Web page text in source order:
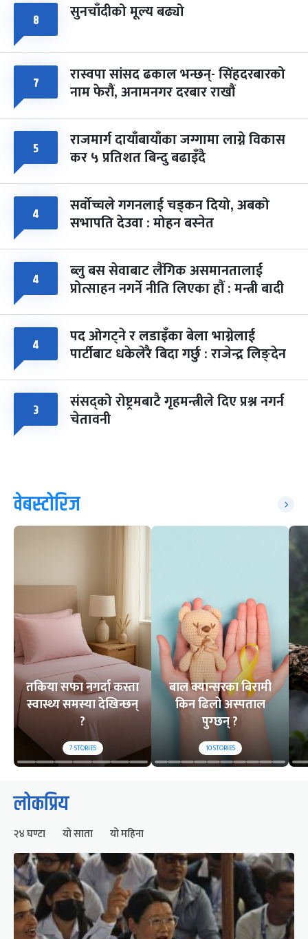
८
सोम
फागुपूर्णिमा
८ सुनचाँदीको मूल्य बढ्यो
७ रास्वपा सांसद ढकाल भन्छन्- सिंहदरबारको
नाम फेरौं, अनामनगर दरबार राखौं
५ राजमार्ग दायाँबायाँका जग्गामा लाग्ने विकास
कर ५ प्रतिशत बिन्दु बढाइँदै
४ सर्वोच्चले गगनलाई चड्कन दियो, अबको
सभापति देउवा : मोहन बस्नेत
४ ब्लु बस सेवाबाट लैंगिक असमानतालाई
प्रोत्साहन नगर्ने नीति लिएका हौं : मन्त्री बादी
४ पद ओगट्ने र लडाइँका बेला भाग्नेलाई
पार्टीबाट धकेलेरै बिदा गर्छु : राजेन्द्र लिङ्देन
३ संसद्को रोष्ट्रमबाटै गृहमन्त्रीले दिए प्रश्न नगर्न
चेतावनी
वेबस्टोरिज
तकिया सफा नगर्दा कस्ता
स्वास्थ्य समस्या देखिन्छन्
?
7STORIES
बाल क्यान्सरका बिरामी
किन ढिलो अस्पताल
पुग्छन् ?
10STORIES
लोकप्रिय
२४ घण्टा यो साता यो महिना